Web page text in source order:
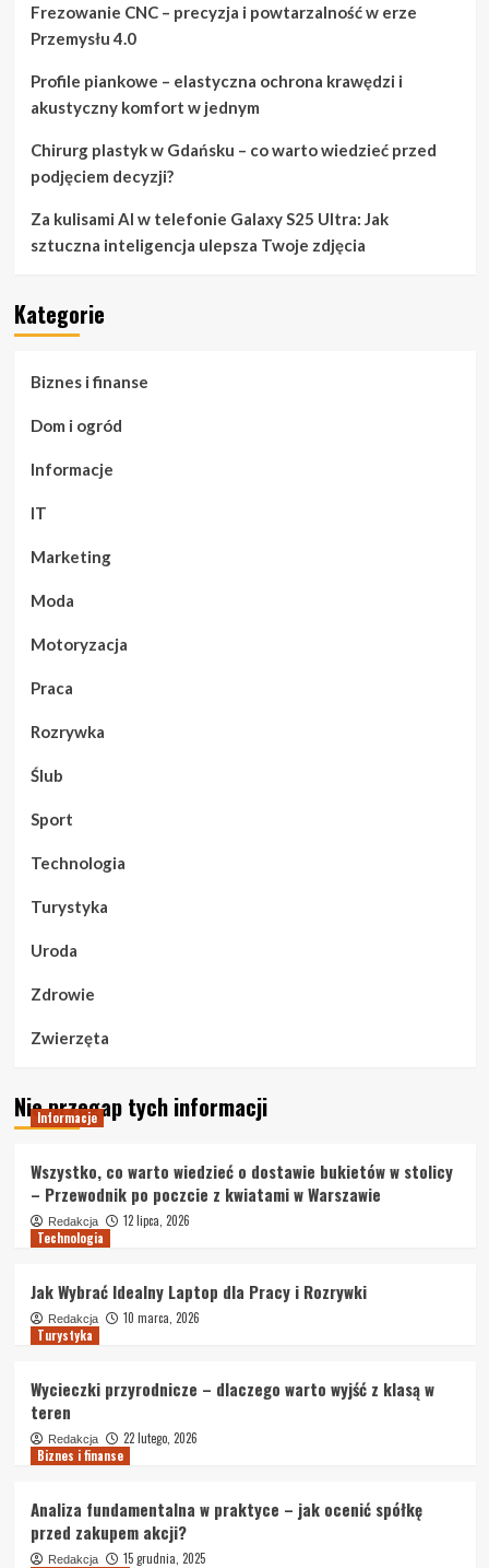
Frezowanie CNC – precyzja i powtarzalność w erze
Przemysłu 4.0
Profile piankowe – elastyczna ochrona krawędzi i
akustyczny komfort w jednym
Chirurg plastyk w Gdańsku – co warto wiedzieć przed
podjęciem decyzji?
Za kulisami AI w telefonie Galaxy S25 Ultra: Jak
sztuczna inteligencja ulepsza Twoje zdjęcia
Kategorie
Biznes i finanse
Dom i ogród
Informacje
IT
Marketing
Moda
Motoryzacja
Praca
Rozrywka
Ślub
Sport
Technologia
Turystyka
Uroda
Zdrowie
Zwierzęta
Nie przegap tych informacji
Informacje
Wszystko, co warto wiedzieć o dostawie bukietów w stolicy
– Przewodnik po poczcie z kwiatami w Warszawie
Redakcja
12 lipca, 2026
Technologia
Jak Wybrać Idealny Laptop dla Pracy i Rozrywki
Redakcja
10 marca, 2026
Turystyka
Wycieczki przyrodnicze – dlaczego warto wyjść z klasą w
teren
Redakcja
22 lutego, 2026
Biznes i finanse
Analiza fundamentalna w praktyce – jak ocenić spółkę
przed zakupem akcji?
Redakcja
15 grudnia, 2025